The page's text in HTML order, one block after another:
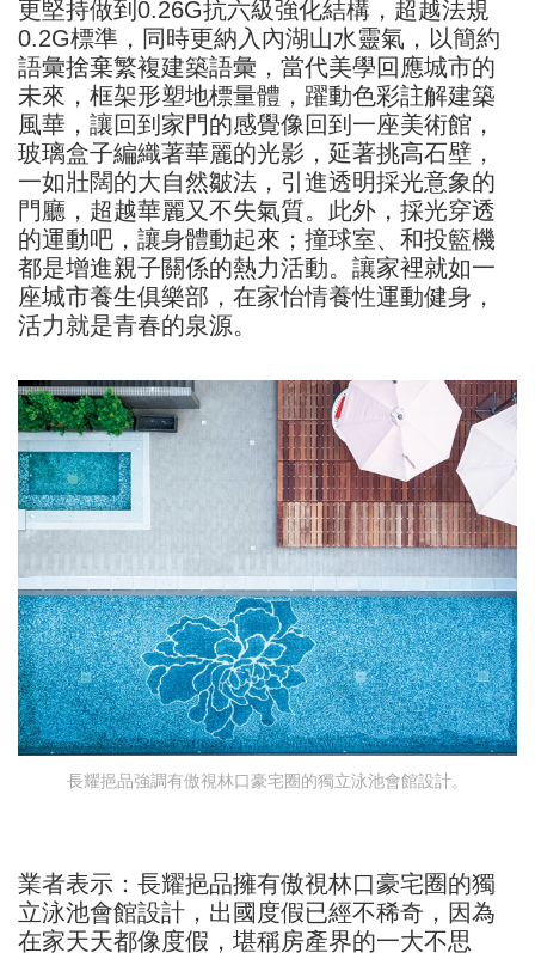
更堅持做到0.26G抗六級強化結構，超越法規
0.2G標準，同時更納入內湖山水靈氣，以簡約
語彙捨棄繁複建築語彙，當代美學回應城市的
未來，框架形塑地標量體，躍動色彩註解建築
風華，讓回到家門的感覺像回到一座美術館，
玻璃盒子編織著華麗的光影，延著挑高石壁，
一如壯闊的大自然皺法，引進透明採光意象的
門廳，超越華麗又不失氣質。此外，採光穿透
的運動吧，讓身體動起來；撞球室、和投籃機
都是增進親子關係的熱力活動。讓家裡就如一
座城市養生俱樂部，在家怡情養性運動健身，
活力就是青春的泉源。
長耀挹品強調有傲視林口豪宅圈的獨立泳池會館設計。
業者表示：長耀挹品擁有傲視林口豪宅圈的獨
立泳池會館設計，出國度假已經不稀奇，因為
在家天天都像度假，堪稱房產界的一大不思